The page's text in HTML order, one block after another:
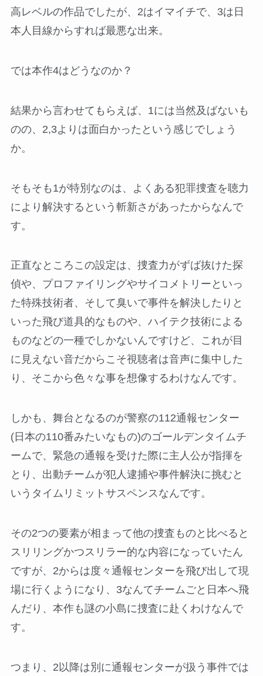
高レベルの作品でしたが、2はイマイチで、3は日
本人目線からすれば最悪な出来。
では本作4はどうなのか？
結果から言わせてもらえば、1には当然及ばないも
のの、2,3よりは面白かったという感じでしょう
か。
そもそも1が特別なのは、よくある犯罪捜査を聴力
により解決するという斬新さがあったからなんで
す。
正直なところこの設定は、捜査力がずば抜けた探
偵や、プロファイリングやサイコメトリーといっ
た特殊技術者、そして臭いで事件を解決したりと
いった飛び道具的なものや、ハイテク技術による
ものなどの一種でしかないんですけど、これが目
に見えない音だからこそ視聴者は音声に集中した
り、そこから色々な事を想像するわけなんです。
しかも、舞台となるのが警察の112通報センター
(日本の110番みたいなもの)のゴールデンタイムチ
ームで、緊急の通報を受けた際に主人公が指揮を
とり、出動チームが犯人逮捕や事件解決に挑むと
いうタイムリミットサスペンスなんです。
その2つの要素が相まって他の捜査ものと比べると
スリリングかつスリラー的な内容になっていたん
ですが、2からは度々通報センターを飛び出して現
場に行くようになり、3なんてチームごと日本へ飛
んだり、本作も謎の小島に捜査に赴くわけなんで
す。
つまり、2以降は別に通報センターが扱う事件では